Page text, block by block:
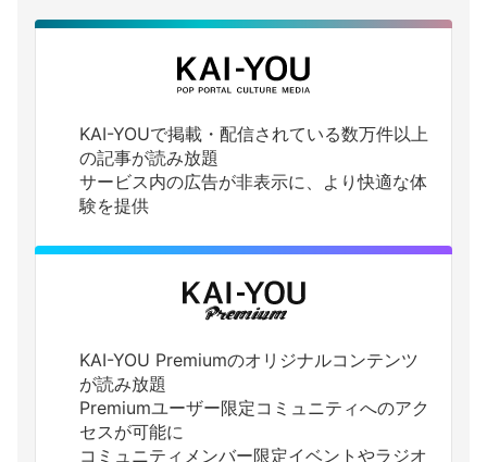
KAI-YOUで掲載・配信されている数万件以上
の記事が読み放題
サービス内の広告が非表示に、より快適な体
験を提供
KAI-YOU Premiumのオリジナルコンテンツ
が読み放題
Premiumユーザー限定コミュニティへのアク
セスが可能に
コミュニティメンバー限定イベントやラジオ